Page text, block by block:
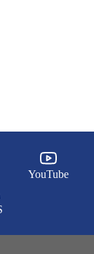
YouTube